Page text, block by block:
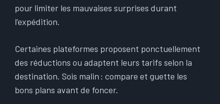
pour limiter les mauvaises surprises durant
l’expédition.
Certaines plateformes proposent ponctuellement
des réductions ou adaptent leurs tarifs selon la
destination. Sois malin : compare et guette les
bons plans avant de foncer.